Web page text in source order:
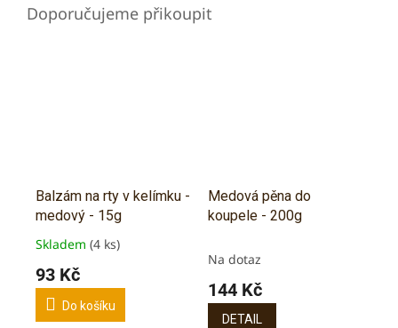
Balzám na rty v kelímku -
medový - 15g
Průměrné
hodnocení
produktu
5,0
Skladem (4 ks)
93 Kč
Do košíku
Medová pěna do
koupele - 200g
Na dotaz
144 Kč
DETAIL